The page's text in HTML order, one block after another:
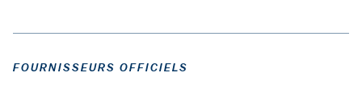
FOURNISSEURS OFFICIELS